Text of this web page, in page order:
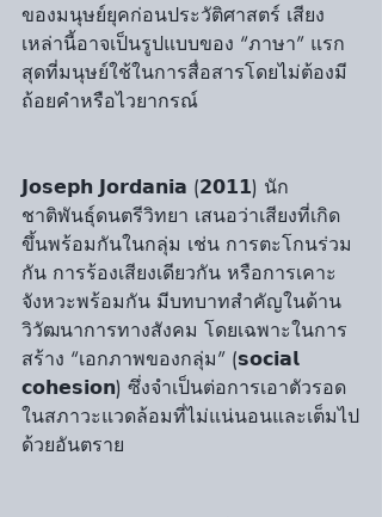
ของมนุษย์ยุคก่อนประวัติศาสตร์ เสียง
เหล่านี้อาจเป็นรูปแบบของ “ภาษา” แรก
สุดที่มนุษย์ใช้ในการสื่อสารโดยไม่ต้องมี
ถ้อยคำหรือไวยากรณ์
𝗝𝗼𝘀𝗲𝗽𝗵 𝗝𝗼𝗿𝗱𝗮𝗻𝗶𝗮 (𝟮𝟬𝟭𝟭) นัก
ชาติพันธุ์ดนตรีวิทยา เสนอว่าเสียงที่เกิด
ขึ้นพร้อมกันในกลุ่ม เช่น การตะโกนร่วม
กัน การร้องเสียงเดียวกัน หรือการเคาะ
จังหวะพร้อมกัน มีบทบาทสำคัญในด้าน
วิวัฒนาการทางสังคม โดยเฉพาะในการ
สร้าง “เอกภาพของกลุ่ม” (𝘀𝗼𝗰𝗶𝗮𝗹
𝗰𝗼𝗵𝗲𝘀𝗶𝗼𝗻) ซึ่งจำเป็นต่อการเอาตัวรอด
ในสภาวะแวดล้อมที่ไม่แน่นอนและเต็มไป
ด้วยอันตราย